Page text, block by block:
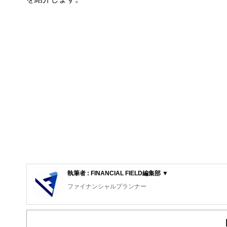
執筆者 : FINANCIAL FIELD編集部 ▼
ファイナンシャルプランナー
FinancialField編集部は、金融、経済に関する記事を、日